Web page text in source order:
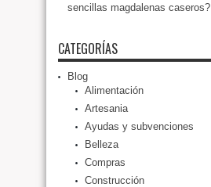
sencillas magdalenas caseros?
CATEGORÍAS
Blog
Alimentación
Artesania
Ayudas y subvenciones
Belleza
Compras
Construcción